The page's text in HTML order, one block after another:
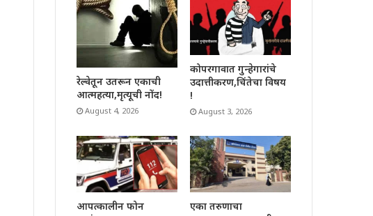
रेल्वेतून उतरून एकाची
आत्महत्या,मृत्यूची नोंद!
August 4, 2026
कोपरगावात गुन्हेगारांचे
उदात्तीकरण,चिंतेचा विषय
!
August 3, 2026
आपत्कालीन फोन
एका तरुणाचा